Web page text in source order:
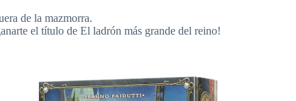
de la mazmorra.
el título de El ladrón más grande del reino!